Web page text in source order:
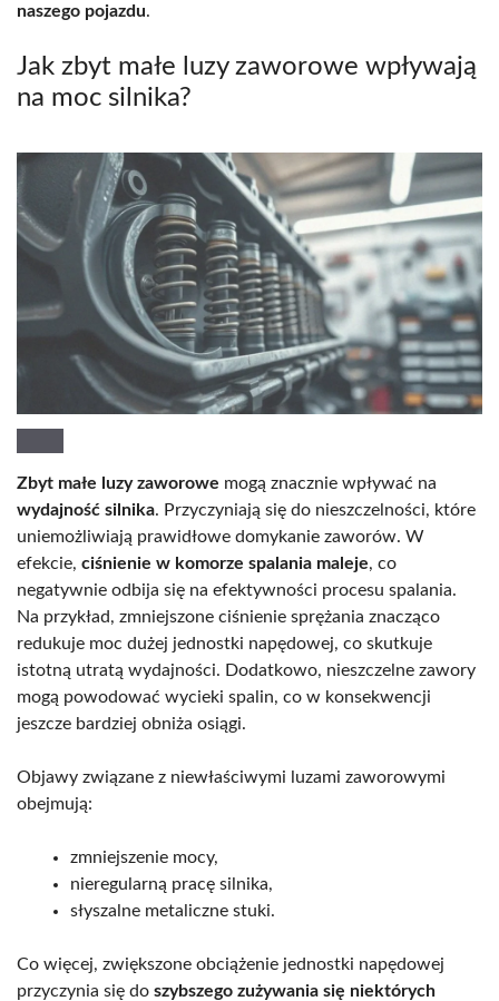
naszego pojazdu.
Jak zbyt małe luzy zaworowe wpływają
na moc silnika?
Zbyt małe luzy zaworowe mogą znacznie wpływać na
wydajność silnika. Przyczyniają się do nieszczelności, które
uniemożliwiają prawidłowe domykanie zaworów. W
efekcie, ciśnienie w komorze spalania maleje, co
negatywnie odbija się na efektywności procesu spalania.
Na przykład, zmniejszone ciśnienie sprężania znacząco
redukuje moc dużej jednostki napędowej, co skutkuje
istotną utratą wydajności. Dodatkowo, nieszczelne zawory
mogą powodować wycieki spalin, co w konsekwencji
jeszcze bardziej obniża osiągi.
Objawy związane z niewłaściwymi luzami zaworowymi
obejmują:
zmniejszenie mocy,
nieregularną pracę silnika,
słyszalne metaliczne stuki.
Co więcej, zwiększone obciążenie jednostki napędowej
przyczynia się do szybszego zużywania się niektórych